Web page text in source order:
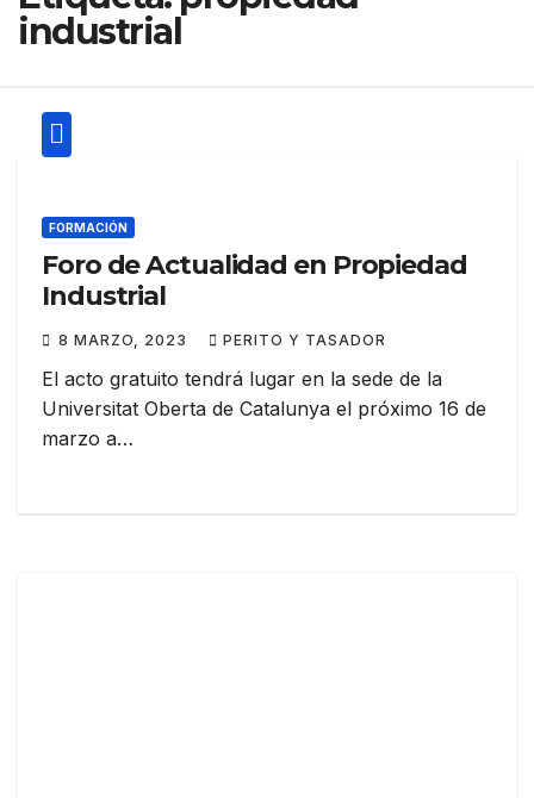
industrial
FORMACIÓN
Foro de Actualidad en Propiedad
Industrial
8 MARZO, 2023 PERITO Y TASADOR
El acto gratuito tendrá lugar en la sede de la
Universitat Oberta de Catalunya el próximo 16 de
marzo a…